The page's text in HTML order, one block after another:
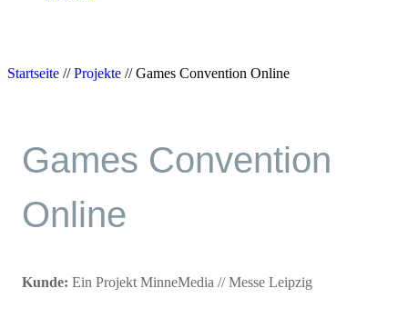
Startseite //Projekte //Games Convention Online
Games Convention
Online
Kunde: Ein Projekt MinneMedia // Messe Leipzig